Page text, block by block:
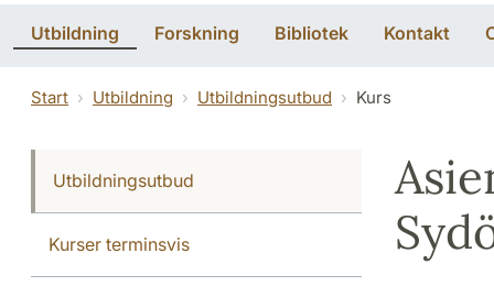
Utbildning Forskning Bibliotek Kontakt
Start Utbildning Utbildningsutbud Kurs
Utbildningsutbud
Kurser terminsvis